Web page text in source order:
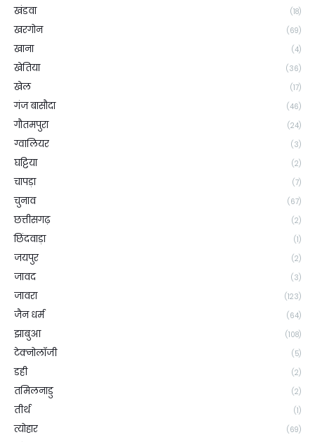
खंडवा (18)
खरगोन (69)
खाना (4)
खेतिया (36)
खेल (17)
गंज बासौदा (46)
गौतमपुरा (24)
ग्वालियर (3)
घट्टिया (2)
चापड़ा (7)
चुनाव (67)
छत्तीसगढ़ (2)
छिंदवाड़ा (1)
जयपुर (2)
जावद (3)
जावरा (123)
जैन धर्म (64)
झाबुआ (108)
टेक्नोलॉजी (5)
डही (2)
तमिलनाडु (2)
तीर्थ (1)
त्योहार (69)